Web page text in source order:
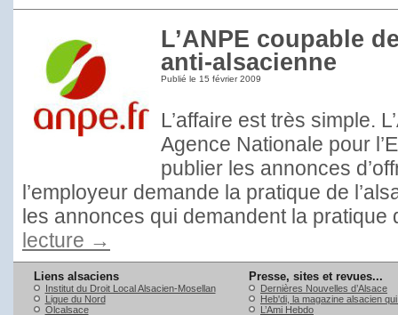
L’ANPE coupable
anti-alsacienne
Publié le 15 février 2009
L’affaire est très simple.
Agence Nationale pour
publier les annonces
l’employeur demande la pratique de
les annonces qui demandent la pratique
lecture →
Liens alsaciens
Institut du Droit Local Alsacien-Mosellan
Ligue du Nord
Olcalsace
Presse, sites et revues...
Dernières Nouvelles d’Alsace
Heb'di, la magazine alsacien
L’Ami Hebdo